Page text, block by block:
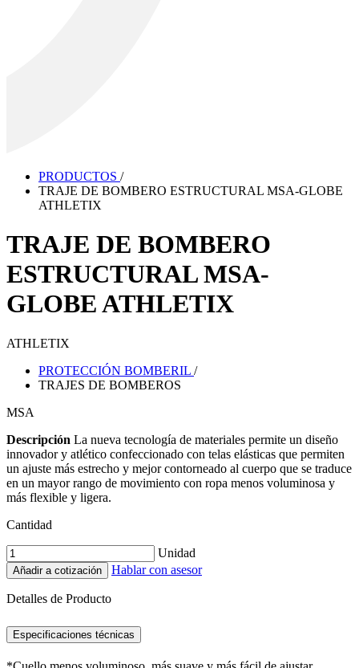
PRODUCTOS /
TRAJE DE BOMBERO ESTRUCTURAL MSA-GLOBE
ATHLETIX
TRAJE DE BOMBERO
ESTRUCTURAL MSA-
GLOBE ATHLETIX
ATHLETIX
PROTECCIÓN BOMBERIL /
TRAJES DE BOMBEROS
MSA
Descripción La nueva tecnología de materiales permite un diseño
innovador y atlético confeccionado con telas elásticas que permiten
un ajuste más estrecho y mejor contorneado al cuerpo que se traduce
en un mayor rango de movimiento con ropa menos voluminosa y
más flexible y ligera.
Cantidad
Unidad
Añadir a cotización Hablar con asesor
Detalles de Producto
Especificaciones técnicas